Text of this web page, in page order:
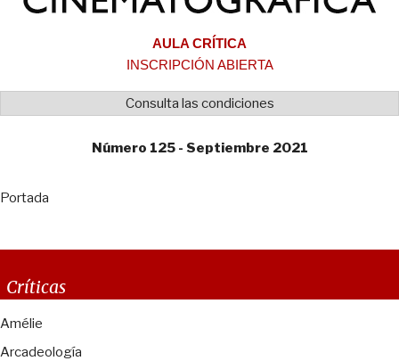
AULA CRÍTICA
INSCRIPCIÓN ABIERTA
Consulta las condiciones
Número 125 - Septiembre 2021
Portada
Críticas
Amélie
Arcadeología